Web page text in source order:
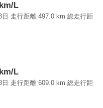
L
日 走行距離 497.0 km 総走行距
L
日 走行距離 609.0 km 総走行距